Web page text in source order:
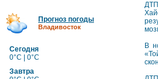
Прогноз погоды
Владивосток
Сегодня
0°C | 0°C
Завтра
В